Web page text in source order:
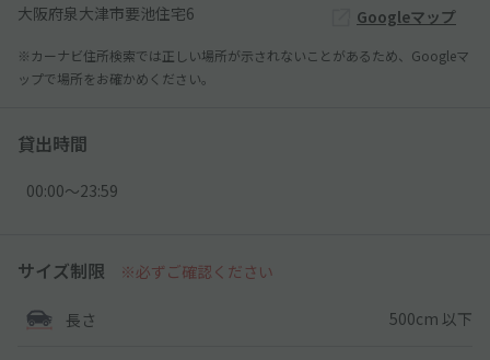
大阪府泉大津市要池住宅6 Googleマップ
※カーナビ住所検索では正しい場所が示されないことがあるため、Googleマ
ップで場所をお確かめください。
貸出時間
00:00〜23:59
サイズ制限 ※必ずご確認ください
長さ 500cm 以下